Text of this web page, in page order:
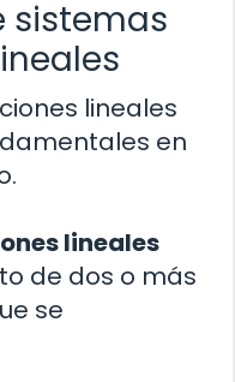
sistemas
lineales
en
lineales
de dos o más
se